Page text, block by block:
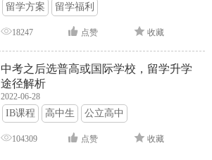
留学方案 留学福利
18247 点赞 收藏
中考之后选普高或国际学校，留学升学
途径解析
2022-06-28
IB课程 高中生 公立高中
104309 点赞 收藏